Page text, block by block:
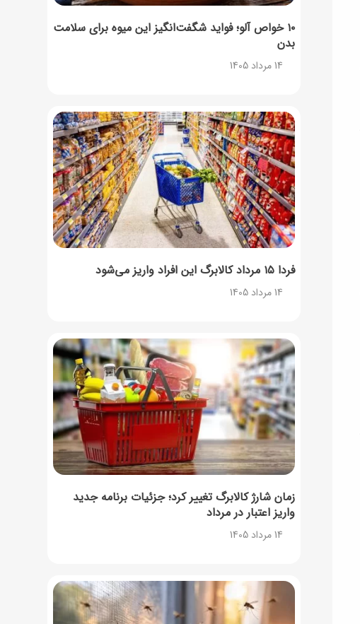
۱۰ خواص آلو؛ فواید شگفت‌انگیز این میوه برای سلامت
بدن
14 مرداد 1405
فردا ۱۵ مرداد کالابرگ این افراد واریز می‌شود
14 مرداد 1405
زمان شارژ کالابرگ تغییر کرد؛ جزئیات برنامه جدید
واریز اعتبار در مرداد
14 مرداد 1405